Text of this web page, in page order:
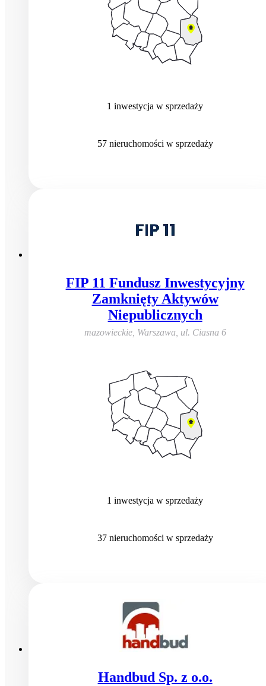
1 inwestycja w sprzedaży
57 nieruchomości w sprzedaży
FIP 11 Fundusz Inwestycyjny
Zamknięty Aktywów
Niepublicznych
mazowieckie, Warszawa, ul. Ciasna 6
1 inwestycja w sprzedaży
37 nieruchomości w sprzedaży
Handbud Sp. z o.o.